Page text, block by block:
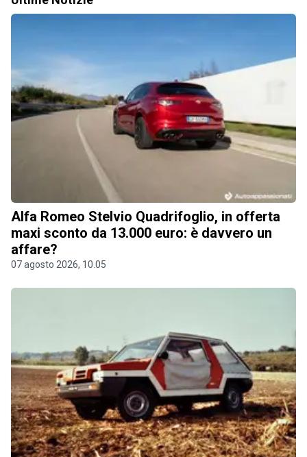
Alfa Romeo Stelvio Quadrifoglio, in offerta
maxi sconto da 13.000 euro: è davvero un
affare?
07 agosto 2026, 10.05